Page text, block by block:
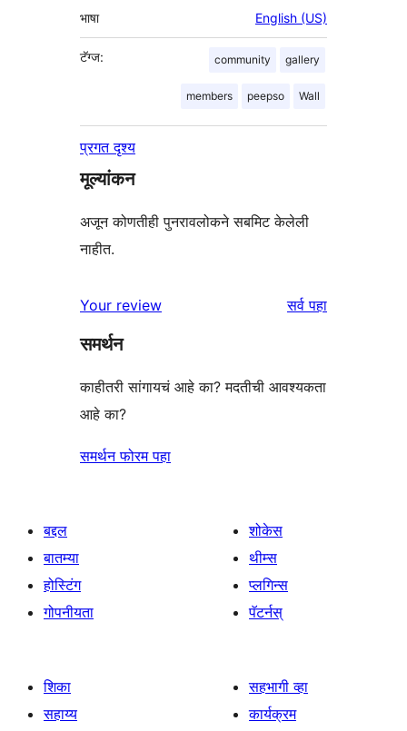
भाषा English (US)
टॅग्ज: community gallery
members peepso Wall
प्रगत दृश्य
मूल्यांकन
अजून कोणतीही पुनरावलोकने सबमिट केलेली
नाहीत.
Your review सर्वपुनरावलोकने
पहा
समर्थन
काहीतरी सांगायचं आहे का? मदतीची आवश्यकता
आहे का?
समर्थन फोरम पहा
बद्दल
बातम्या
होस्टिंग
गोपनीयता
शोकेस
थीम्स
प्लगिन्स
पॅटर्नस्
शिका
सहाय्य
सहभागी व्हा
कार्यक्रम